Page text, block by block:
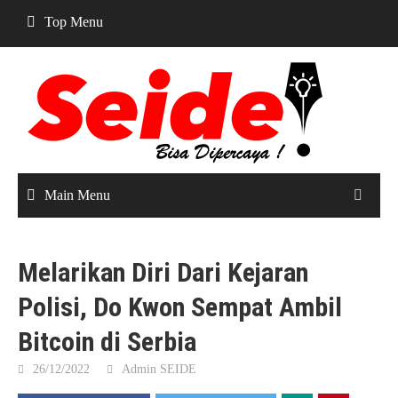
content
Top Menu
Main Menu
Melarikan Diri Dari Kejaran
Polisi, Do Kwon Sempat Ambil
Bitcoin di Serbia
26/12/2022 Admin SEIDE